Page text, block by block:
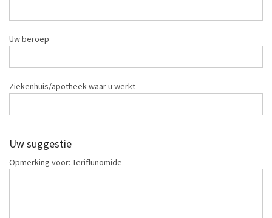
Uw beroep
Ziekenhuis/apotheek waar u werkt
Uw suggestie
Opmerking voor: Teriflunomide